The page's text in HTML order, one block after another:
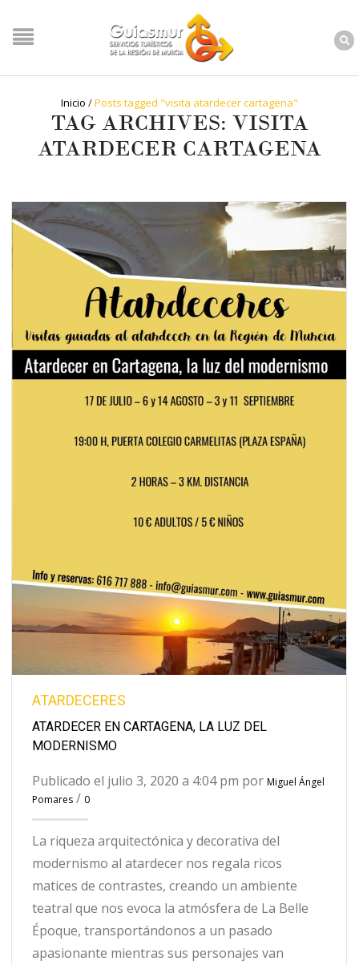
Inicio /Posts tagged "visita atardecer cartagena"
TAG ARCHIVES: VISITA
ATARDECER CARTAGENA
ATARDECERES
ATARDECER EN CARTAGENA, LA LUZ DEL
MODERNISMO
Publicado el julio 3, 2020 a 4:04 pm por Miguel Ángel
Pomares / 0
La riqueza arquitectónica y decorativa del
modernismo al atardecer nos regala ricos
matices de contrastes, creando un ambiente
teatral que nos evoca la atmósfera de La Belle
Époque, transportándonos a un pasado
apasionante mientras sus personajes van